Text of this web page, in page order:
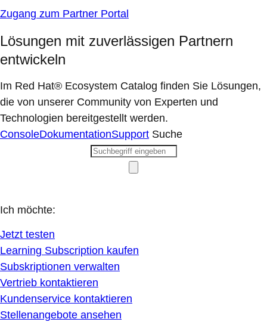
Zugang zum Partner Portal
Lösungen mit zuverlässigen Partnern
entwickeln
Im Red Hat® Ecosystem Catalog finden Sie Lösungen,
die von unserer Community von Experten und
Technologien bereitgestellt werden.
ConsoleDokumentationSupport Suche
Ich möchte:
Jetzt testen
Learning Subscription kaufen
Subskriptionen verwalten
Vertrieb kontaktieren
Kundenservice kontaktieren
Stellenangebote ansehen